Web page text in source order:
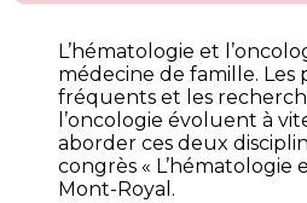
L’hématologie et
médecine de famille.
fréquents et les
l’oncologie évoluent à
aborder ces deux
congrès « L’hématologie
Mont-Royal.